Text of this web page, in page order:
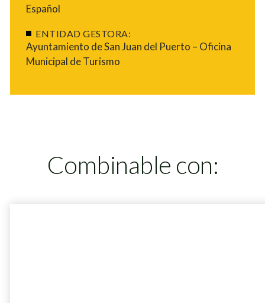
Español
ENTIDAD GESTORA:
Ayuntamiento de San Juan del Puerto – Oficina
Municipal de Turismo
Combinable con: